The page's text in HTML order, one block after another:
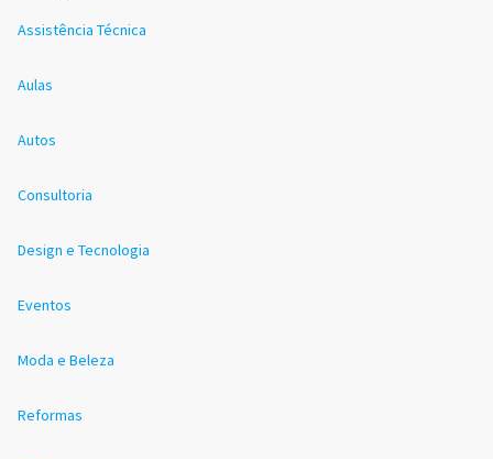
Assistência Técnica
Aulas
Autos
Consultoria
Design e Tecnologia
Eventos
Moda e Beleza
Reformas